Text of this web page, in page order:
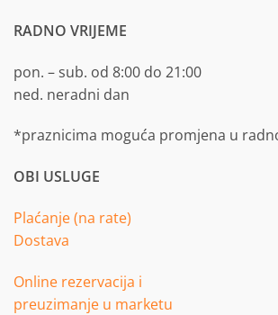
RADNO VRIJEME
pon. – sub. od 8:00 do 21:00
ned. neradni dan
*praznicima moguća promjena u
OBI USLUGE
Plaćanje (na rate)
Dostava
Online rezervacija i
preuzimanje u marketu